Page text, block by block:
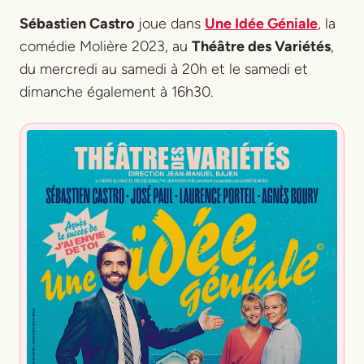
Sébastien Castro joue dans Une Idée Géniale, la
comédie Molière 2023, au Théâtre des Variétés,
du mercredi au samedi à 20h et le samedi et
dimanche également à 16h30.